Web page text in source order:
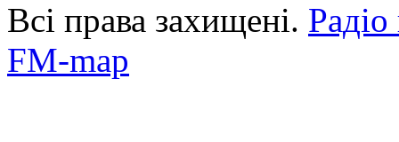
Всі права захищені.
FM-map